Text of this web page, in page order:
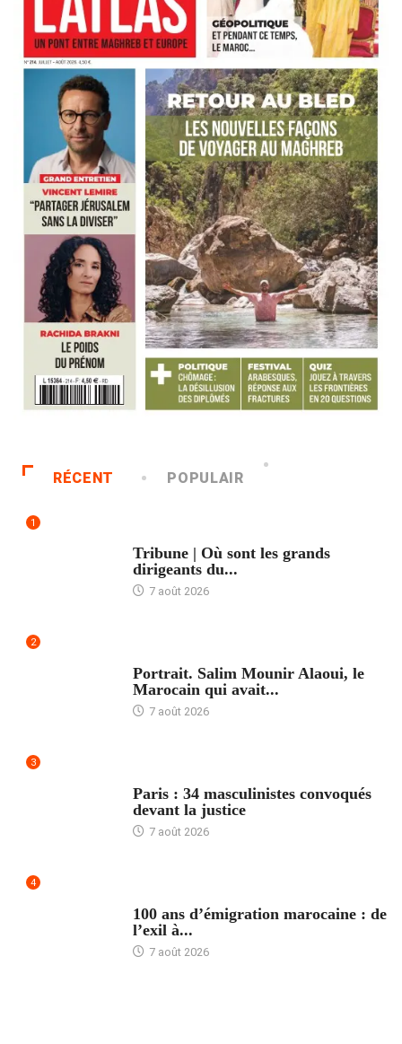
RÉCENT POPULAIR
1
Tribune | Où sont les grands
dirigeants du...
7 août 2026
2
Portrait. Salim Mounir Alaoui, le
Marocain qui avait...
7 août 2026
3
Paris : 34 masculinistes convoqués
devant la justice
7 août 2026
4
100 ans d’émigration marocaine : de
l’exil à...
7 août 2026